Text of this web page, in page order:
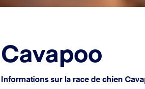
Cavapoo
Informations sur la race de chien